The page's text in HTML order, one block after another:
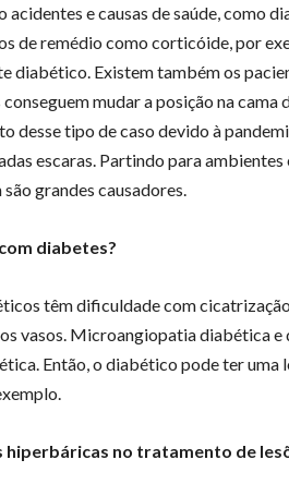
acidentes e causas de saúde, como
de remédio como corticóide, por
diabético. Existem também os
mudar a posição na cama
desse tipo de caso devido à
escaras. Partindo para
grandes causadores.
diabetes?
têm dificuldade com
vasos. Microangiopatia diabética e
Então, o diabético pode ter uma
hiperbáricas no tratamento de